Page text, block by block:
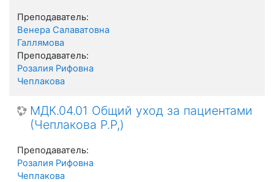
Преподаватель:
Венера Салаватовна
Галлямова
Преподаватель:
Розалия Рифовна
Чеплакова
МДК.04.01 Общий уход за пациентами
(Чеплакова Р.Р,)
Преподаватель:
Розалия Рифовна
Чеплакова